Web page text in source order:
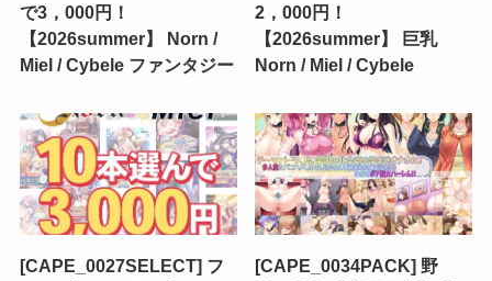
で3，000円！
【2026summer】 Norn /
Miel / Cybele ファンタジー
2，000円！
【2026summer】 巨乳
Norn / Miel / Cybele
[CAPE_0027SELECT] フ
[CAPE_0034PACK] 野